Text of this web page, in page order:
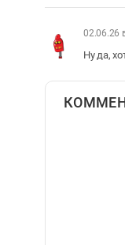
02.06.26
Ну да,